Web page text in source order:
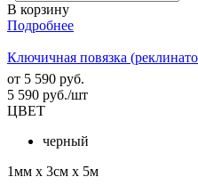
В корзину
Подробнее
Ключичная повязка
от 5 590 руб.
5 590 руб./шт
ЦВЕТ
черный
1мм х 3см х 5м